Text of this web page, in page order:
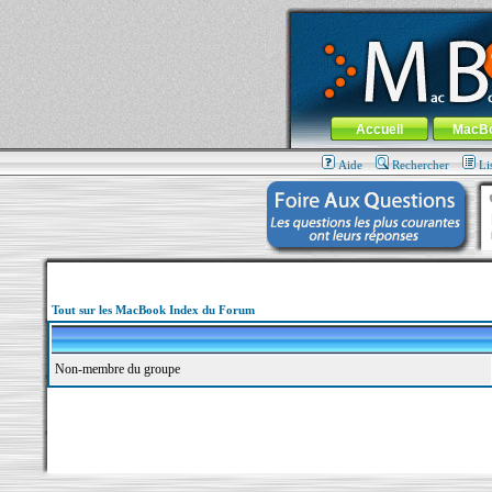
MacBook-fr.com : 100% Apple... 100%
Aller au contenu-Aller au menu
Menu général
Accueil
Aide Rechercher
Tout sur les MacBook Index du Forum
Non-membre du groupe